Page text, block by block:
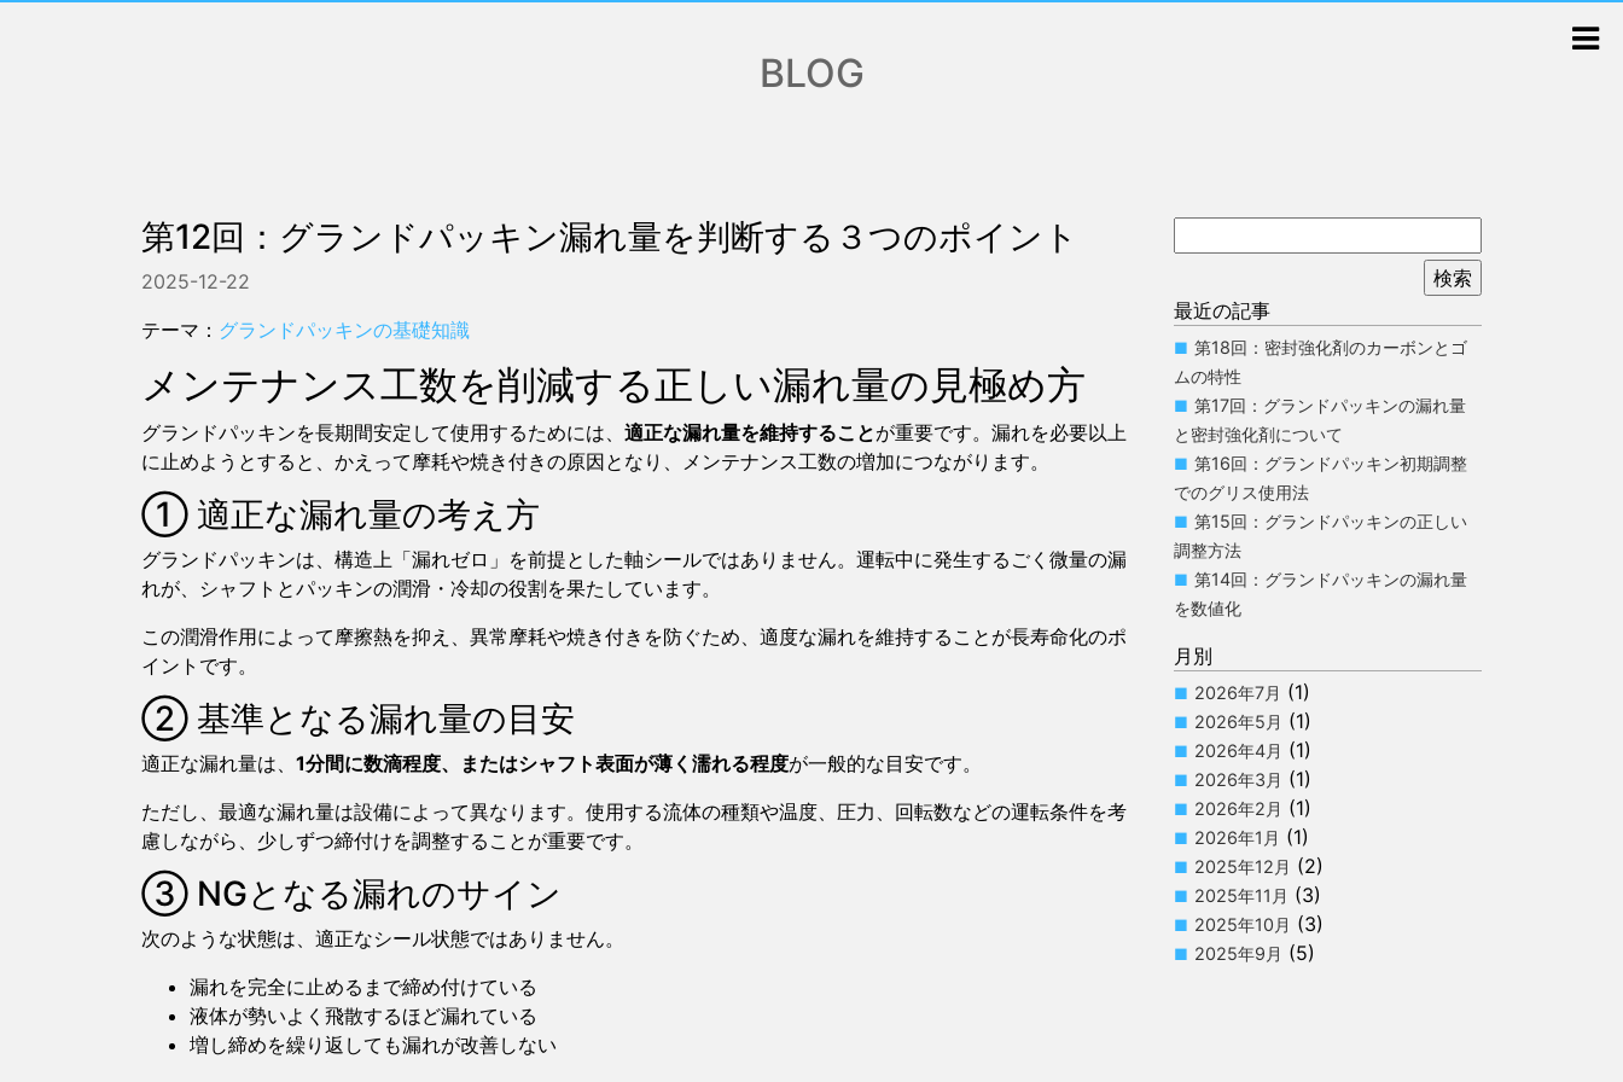
BLOG
第12回：グランドパッキン漏れ量を判断する３つのポイント
2025-12-22
テーマ： グランドパッキンの基礎知識
メンテナンス工数を削減する正しい漏れ量の見極め方
グランドパッキンを長期間安定して使用するためには、 適正な漏れ量を維持することが重要です。漏れを必要以上
に止めようとすると、かえって摩耗や焼き付きの原因となり、メンテナンス工数の増加につながります。
① 適正な漏れ量の考え方
グランドパッキンは、構造上「漏れゼロ」を前提とした軸シールではありません。運転中に発生するごく微量の漏
れが、シャフトとパッキンの潤滑・冷却の役割を果たしています。
この潤滑作用によって摩擦熱を抑え、異常摩耗や焼き付きを防ぐため、適度な漏れを維持することが長寿命化のポ
イントです。
② 基準となる漏れ量の目安
適正な漏れ量は、 1分間に数滴程度、またはシャフト表面が薄く濡れる程度が一般的な目安です。
ただし、最適な漏れ量は設備によって異なります。使用する流体の種類や温度、圧力、回転数などの運転条件を考
慮しながら、少しずつ締付けを調整することが重要です。
③ NGとなる漏れのサイン
次のような状態は、適正なシール状態ではありません。
漏れを完全に止めるまで締め付けている
液体が勢いよく飛散するほど漏れている
増し締めを繰り返しても漏れが改善しない
最近の記事
第18回：密封強化剤のカーボンとゴ
ムの特性
第17回：グランドパッキンの漏れ量
と密封強化剤について
第16回：グランドパッキン初期調整
でのグリス使用法
第15回：グランドパッキンの正しい
調整方法
第14回：グランドパッキンの漏れ量
を数値化
月別
2026年7月 (1)
2026年5月 (1)
2026年4月 (1)
2026年3月 (1)
2026年2月 (1)
2026年1月 (1)
2025年12月 (2)
2025年11月 (3)
2025年10月 (3)
2025年9月 (5)